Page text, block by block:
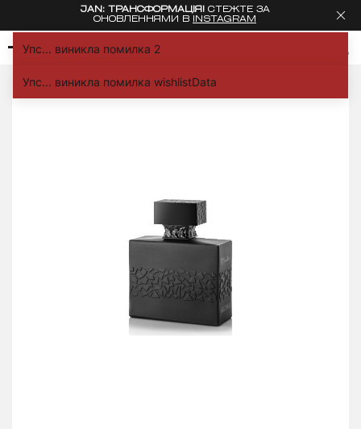
JAN: ТРАНСФОРМАЦІЯ! СТЕЖТЕ ЗА
ОНОВЛЕННЯМИ В
INSTAGRAM
Парфуми Akowa
Упс... виникла помилка 2
Упс... виникла помилка wishlistData